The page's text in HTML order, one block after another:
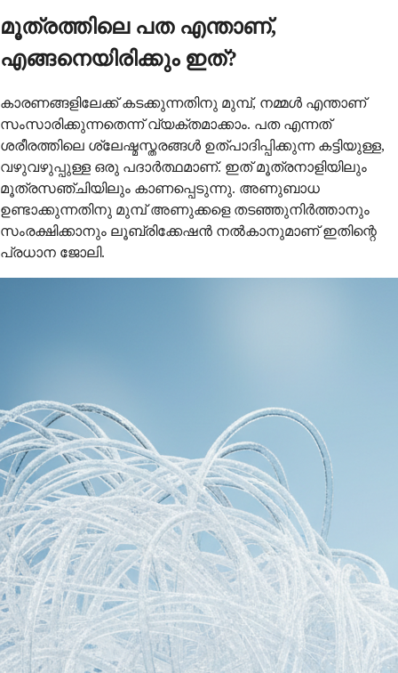
മൂത്രത്തിലെ പത എന്താണ്,
എങ്ങനെയിരിക്കും ഇത്?
കാരണങ്ങളിലേക്ക് കടക്കുന്നതിനു മുമ്പ്, നമ്മൾ എന്താണ്
സംസാരിക്കുന്നതെന്ന് വ്യക്തമാക്കാം. പത എന്നത്
ശരീരത്തിലെ ശ്ലേഷ്മസ്തരങ്ങൾ ഉത്പാദിപ്പിക്കുന്ന കട്ടിയുള്ള,
വഴുവഴുപ്പുള്ള ഒരു പദാർത്ഥമാണ്. ഇത് മൂത്രനാളിയിലും
മൂത്രസഞ്ചിയിലും കാണപ്പെടുന്നു. അണുബാധ
ഉണ്ടാക്കുന്നതിനു മുമ്പ് അണുക്കളെ തടഞ്ഞുനിർത്താനും
സംരക്ഷിക്കാനും ലൂബ്രിക്കേഷൻ നൽകാനുമാണ് ഇതിന്റെ
പ്രധാന ജോലി.